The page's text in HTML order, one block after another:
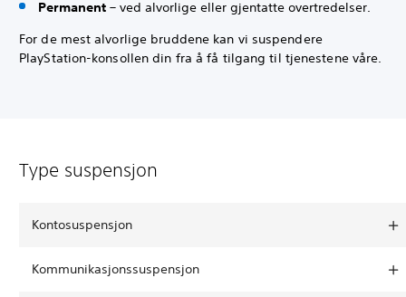
Permanent – ved alvorlige eller gjentatte overtredelser.
For de mest alvorlige bruddene kan vi suspendere
PlayStation-konsollen din fra å få tilgang til tjenestene våre.
Type suspensjon
Kontosuspensjon
Kommunikasjonssuspensjon